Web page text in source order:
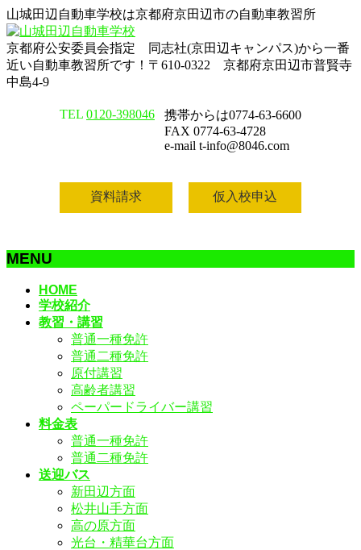
山城田辺自動車学校は京都府京田辺市の自動車教習所
京都府公安委員会指定 同志社(京田辺キャンパス)から一番
近い自動車教習所です！〒610-0322 京都府京田辺市普賢寺
中島4-9
TEL 0120-398046
携帯からは0774-63-6600
FAX 0774-63-4728
e-mail t-info@8046.com
資料請求 仮入校申込
MENU
HOME
学校紹介
教習・講習
普通一種免許
普通二種免許
原付講習
高齢者講習
ペーパードライバー講習
料金表
普通一種免許
普通二種免許
送迎バス
新田辺方面
松井山手方面
高の原方面
光台・精華台方面